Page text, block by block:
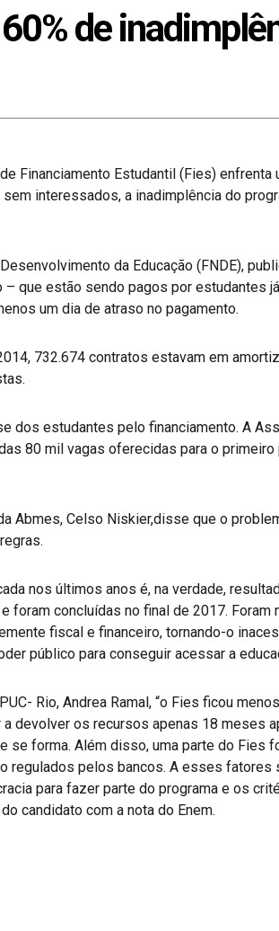
de
Financiamento Estudantil (Fies)
interessados, a inadimplência do
da Educação (FNDE),
que estão sendo pagos por estudantes
um dia de atraso no pagamento.
732.674 contratos estavam em
dos estudantes pelo financiamento. A
80 mil vagas oferecidas para o
Abmes, Celso Niskier,disse que o
nos últimos anos é, na verdade,
foram concluídas no final de 2017. Foram
fiscal e financeiro, tornando-o
público para conseguir acessar a
Rio, Andrea Ramal, “o Fies ficou
devolver os recursos apenas 18 meses
se forma. Além disso, uma parte do Fies
regulados pelos bancos. A esses fatores
para fazer parte do programa e os
candidato com a nota do Enem.